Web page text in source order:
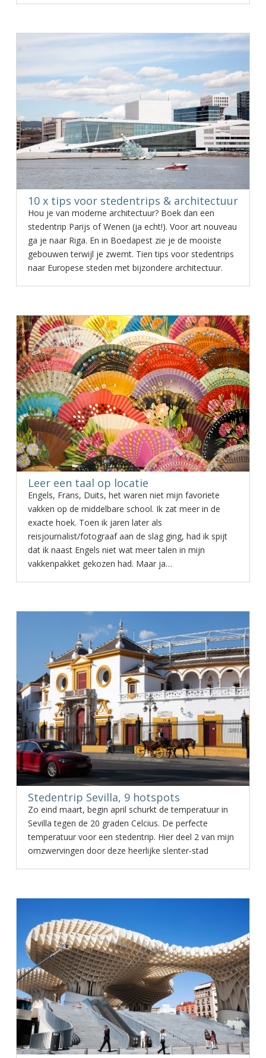
10 x tips voor stedentrips & architectuur
Hou je van moderne architectuur? Boek dan een
stedentrip Parijs of Wenen (ja echt!). Voor art nouveau
ga je naar Riga. En in Boedapest zie je de mooiste
gebouwen terwijl je zwemt. Tien tips voor stedentrips
naar Europese steden met bijzondere architectuur.
Leer een taal op locatie
Engels, Frans, Duits, het waren niet mijn favoriete
vakken op de middelbare school. Ik zat meer in de
exacte hoek. Toen ik jaren later als
reisjournalist/fotograaf aan de slag ging, had ik spijt
dat ik naast Engels niet wat meer talen in mijn
vakkenpakket gekozen had. Maar ja…
Stedentrip Sevilla, 9 hotspots
Zo eind maart, begin april schurkt de temperatuur in
Sevilla tegen de 20 graden Celcius. De perfecte
temperatuur voor een stedentrip. Hier deel 2 van mijn
omzwervingen door deze heerlijke slenter-stad